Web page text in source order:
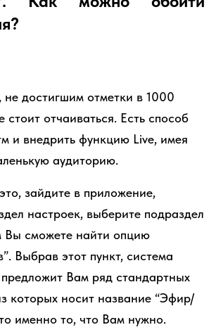
не достигшим отметки в 1000
стоит отчаиваться. Есть способ
и внедрить функцию Live, имея
аудиторию.
зайдите в приложение,
настроек, выберите подраздел
Вы сможете найти опцию
Выбрав этот пункт, система
Вам ряд стандартных
которых носит название “Эфир/
именно то, что Вам нужно.